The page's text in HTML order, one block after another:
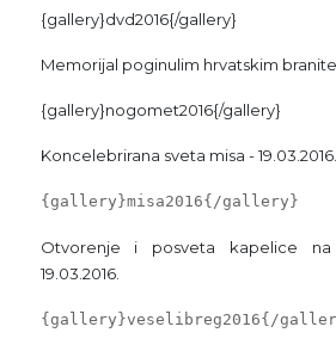
{gallery}dvd2016{/gallery}
Memorijal poginulim hrvatskim
{gallery}nogomet2016{/gallery}
Koncelebrirana sveta misa - 19.03.2016.
{gallery}misa2016{/gallery}
Otvorenje i posveta kapelice
19.03.2016.
{gallery}veselibreg2016{/